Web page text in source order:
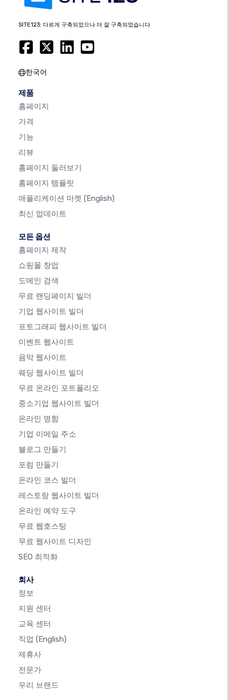
SITE123: 다르게 구축되었으나 더 잘 구축되었습니다
한국어
제품
홈페이지
가격
기능
리뷰
홈페이지 둘러보기
홈페이지 템플릿
애플리케이션 마켓 (English)
최신 업데이트
모든 옵션
홈페이지 제작
쇼핑몰 창업
도메인 검색
무료 랜딩페이지 빌더
기업 웹사이트 빌더
포토그래피 웹사이트 빌더
이벤트 웹사이트
음악 웹사이트
웨딩 웹사이트 빌더
무료 온라인 포트폴리오
중소기업 웹사이트 빌더
온라인 명함
기업 이메일 주소
블로그 만들기
포럼 만들기
온라인 코스 빌더
레스토랑 웹사이트 빌더
온라인 예약 도구
무료 웹호스팅
무료 웹사이트 디자인
SEO 최적화
회사
정보
지원 센터
교육 센터
직업 (English)
제휴사
전문가
우리 브랜드